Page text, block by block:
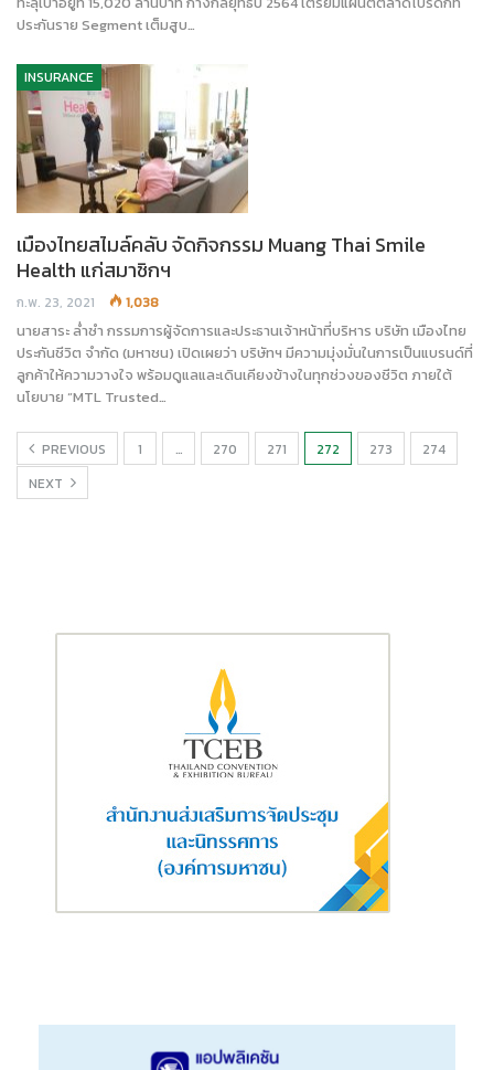
ประกันราย Segment เต็มสูบ…
INSURANCE
เมืองไทยสไมล์คลับ จัดกิจกรรม Muang Thai Smile
Health แก่สมาชิกฯ
ก.พ. 23, 2021 1,038
นายสาระ ล่ำซำ กรรมการผู้จัดการและประธานเจ้าหน้าที่บริหาร บริษัท เมืองไทย
ประกันชีวิต จำกัด (มหาชน) เปิดเผยว่า บริษัทฯ มีความมุ่งมั่นในการเป็นแบรนด์ที่
ลูกค้าให้ความวางใจ พร้อมดูแลและเดินเคียงข้างในทุกช่วงของชีวิต ภายใต้
นโยบาย “MTL Trusted…
PREVIOUS 1 … 270 271 272 273
274
NEXT